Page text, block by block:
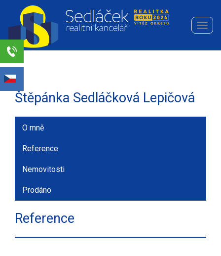
Realitní
kancelář
Sedláček
s.r.o.
Štěpánka Sedláčková Lepičová
O mně
Reference
Nemovitosti
Prodáno
Reference